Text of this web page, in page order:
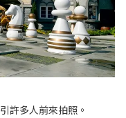
許多人前來拍照。